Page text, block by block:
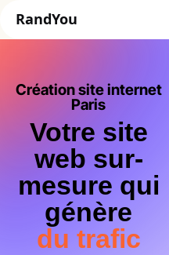
Création site internet
Paris
Votre site
web sur-
mesure qui
génère
du trafic